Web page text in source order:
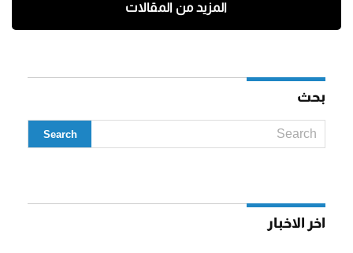
المزيد من المقالات
بحث
اخر الاخبار